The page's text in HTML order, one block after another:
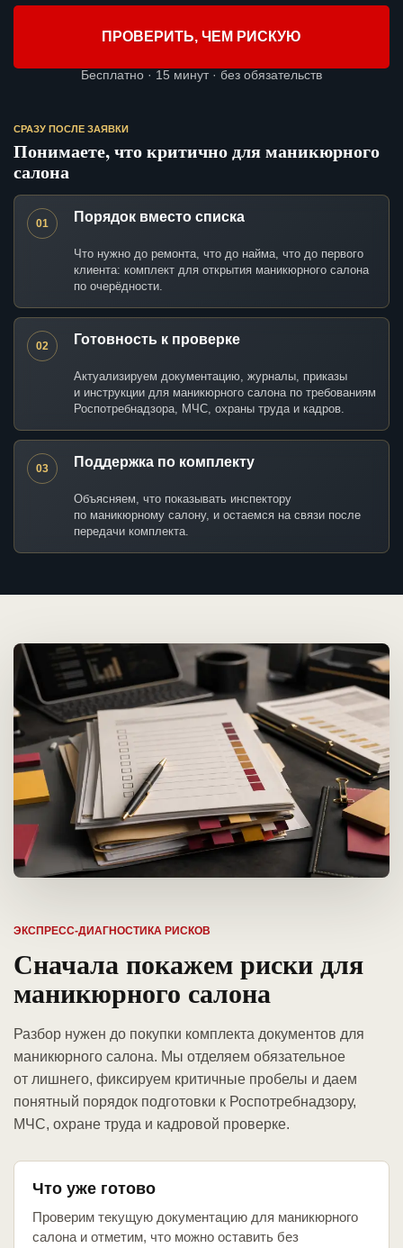
ПРОВЕРИТЬ, ЧЕМ РИСКУЮ
Бесплатно · 15 минут · без обязательств
СРАЗУ ПОСЛЕ ЗАЯВКИ
Понимаете, что критично для маникюрного
салона
01 Порядок вместо списка
Что нужно до ремонта, что до найма, что до первого
клиента: комплект для открытия маникюрного салона
по очерёдности.
02 Готовность к проверке
Актуализируем документацию, журналы, приказы
и инструкции для маникюрного салона по требованиям
Роспотребнадзора, МЧС, охраны труда и кадров.
03 Поддержка по комплекту
Объясняем, что показывать инспектору
по маникюрному салону, и остаемся на связи после
передачи комплекта.
ЭКСПРЕСС-ДИАГНОСТИКА РИСКОВ
Сначала покажем риски для
маникюрного салона
Разбор нужен до покупки комплекта документов для
маникюрного салона. Мы отделяем обязательное
от лишнего, фиксируем критичные пробелы и даем
понятный порядок подготовки к Роспотребнадзору,
МЧС, охране труда и кадровой проверке.
Что уже готово
Проверим текущую документацию для маникюрного
салона и отметим, что можно оставить без